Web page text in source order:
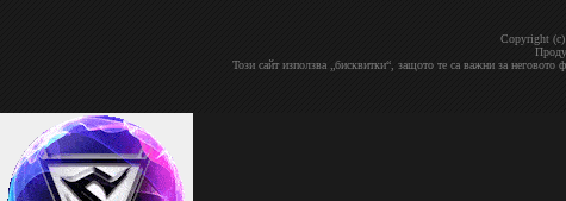
Copyright
Този сайт използва „бисквитки“, защото те са важни за неговото